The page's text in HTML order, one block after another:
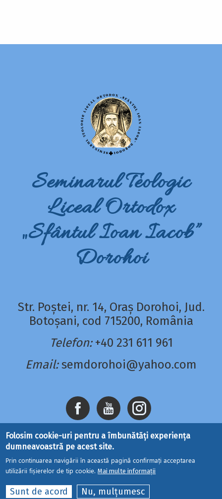
Seminarul Teologic
Liceal Ortodox
„Sfântul Ioan Iacob”
Dorohoi
Str. Poștei, nr. 14, Oraș Dorohoi, Jud.
Botoșani, cod 715200, România
Telefon: +40 231 611 961
Email: semdorohoi@yahoo.com
Site dezvoltat deDOXOLOGIA MEDIA
Folosim cookie-uri pentru a îmbunătăți experiența
dumneavoastră pe acest site.
Prin continuarea navigării în această pagină confirmați acceptarea
utilizării fișierelor de tip cookie. Mai multe informații
Sunt de acord Nu, mulțumesc